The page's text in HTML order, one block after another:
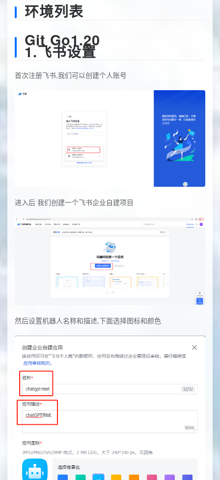
环境列表
Git Go1.20
1.飞书设置
首次注册飞书,我们可以创建个人账号
进入后 我们创建一个飞书企业自建项目
然后设置机器人名称和描述,下面选择图标和颜色